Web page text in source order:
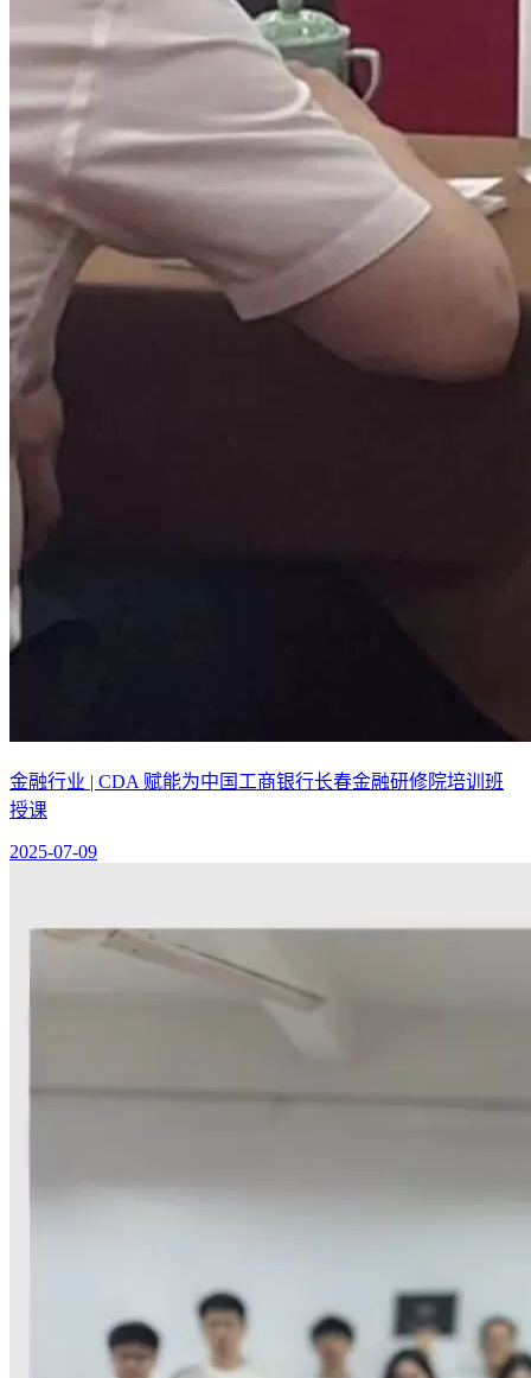
金融行业 | CDA 赋能为中国工商银行长春金融研修院培训班
授课
2025-07-09